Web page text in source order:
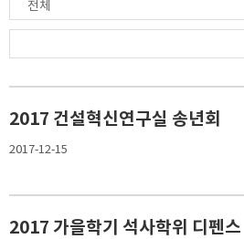
2017 건설혁신연구실 송년회
2017-12-15
2017 가을학기 석사학위 디펜스